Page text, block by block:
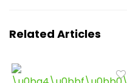
Related Articles